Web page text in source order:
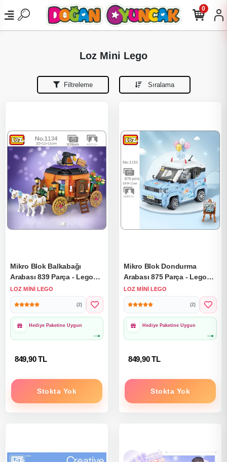
0
Loz Mini Lego
Filtreleme Sıralama
Mikro Blok Balkabağı
Arabası 839 Parça - Lego
Setleri - Loz Mini Lego -
Araba Lego - Loz Lego -
Mikro Bloklar
LOZ MINI LEGO
(2)
1000₺ Üzeri Ücretsiz
Kargo
849,90 TL
Stokta Yok
Mikro Blok Dondurma
Arabası 875 Parça - Lego
Setleri - Loz Mini Lego -
Araba Lego - Loz Lego -
Mikro Bloklar
LOZ MINI LEGO
(2)
1000₺ Üzeri Ücretsiz
Kargo
849,90 TL
Stokta Yok